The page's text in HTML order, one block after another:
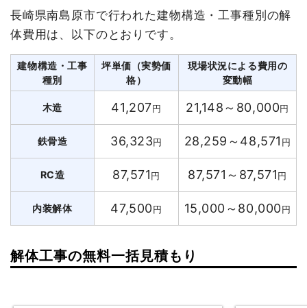
長崎県南島原市で行われた建物構造・工事種別の解
体費用は、以下のとおりです。
建物構造・工事
種別
坪単価（実勢価
格）
現場状況による費用の
変動幅
木造 41,207円 21,148～80,000円
鉄骨造 36,323円 28,259～48,571 円
RC造 87,571円 87,571～87,571円
内装解体 47,500円 15,000～80,000円
解体工事の無料一括見積もり